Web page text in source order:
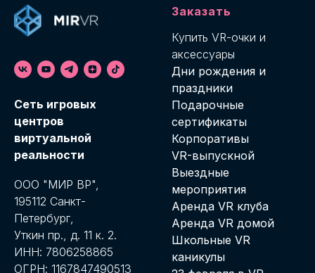
Cеть игровых
центров
виртуальной
реальности
ООО "МИР ВР",
195112 Санкт-
Петербург,
Уткин пр., д. 11 к. 2.
ИНН: 7806258865
ОГРН: 1167847490513
Заказать
Купить VR-очки и
аксессуары
Дни рождения и
праздники
Подарочные
сертификаты
Корпоративы
VR-выпускной
Выездные
мероприятия
Аренда VR клуба
Аренда VR домой
Школьные VR
каникулы